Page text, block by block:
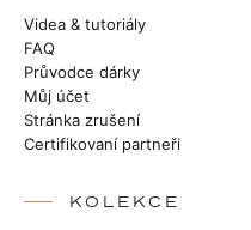
Videa & tutoriály
FAQ
Průvodce dárky
Můj účet
Stránka zrušení
Certifikovaní partneři
KOLEKCE